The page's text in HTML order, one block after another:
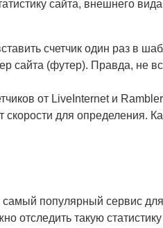
сайта, внешнего
счетчик один раз в
сайта (футер). Правда, не
от LiveInternet и
для определения.
популярный сервис для
отследить такую